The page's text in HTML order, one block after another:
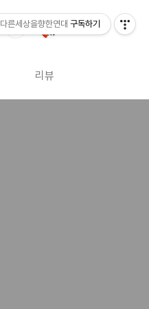
리뷰
다른세상을향한연대 구독하기